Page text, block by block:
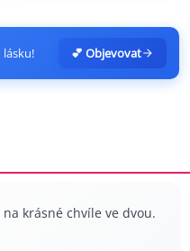
💕 Objevovat
krásné chvíle ve dvou.